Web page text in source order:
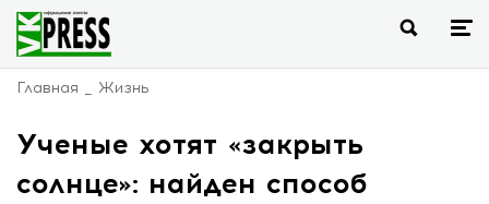
Главная Жизнь
Ученые хотят «закрыть
солнце»: найден способ